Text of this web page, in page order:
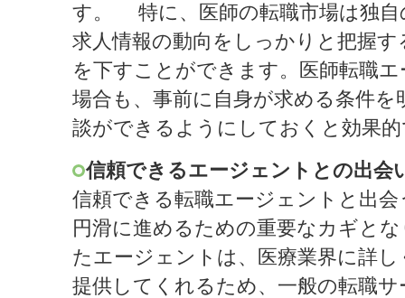
す。 特に、医師の転職市場は独自
求人情報の動向をしっかりと把握
を下すことができます。医師転職
場合も、事前に自身が求める条件を
談ができるようにしておくと効果
信頼できるエージェントとの出会
信頼できる転職エージェントと出
円滑に進めるための重要なカギと
たエージェントは、医療業界に詳
提供してくれるため、一般の転職